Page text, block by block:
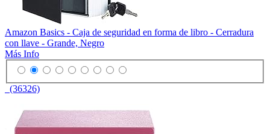
Amazon Basics - Caja de seguridad en forma de libro - Cerradura
con llave - Grande, Negro
Más Info
(36326)